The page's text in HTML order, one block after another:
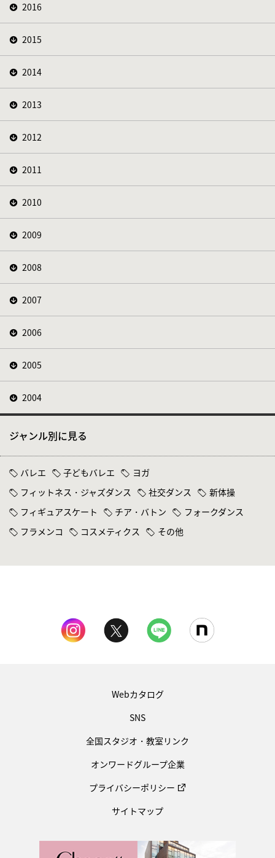
2016
2015
2014
2013
2012
2011
2010
2009
2008
2007
2006
2005
2004
ジャンル別に見る
バレエ 子どもバレエ
ヨガ
フィットネス・ジャズダンス
社交ダンス
新体操
フィギュアスケート
チア・バトン
フォークダンス
フラメンコ
コスメティクス その他
Webカタログ
SNS
全国スタジオ・教室リンク
オンワードグループ企業
プライバシーポリシー
サイトマップ